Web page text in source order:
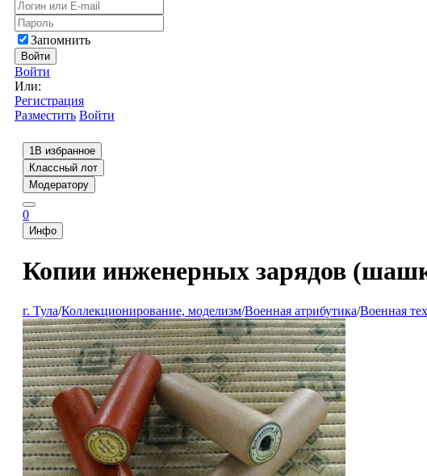
Запомнить
Войти
Войти
Или:
Регистрация
Разместить Войти
1В избранное
Классный лот
Модератору
0
Инфо
Копии инженерных зарядов
г. Тула/Коллекционирование, моделизм/Военная атрибутика/Военная